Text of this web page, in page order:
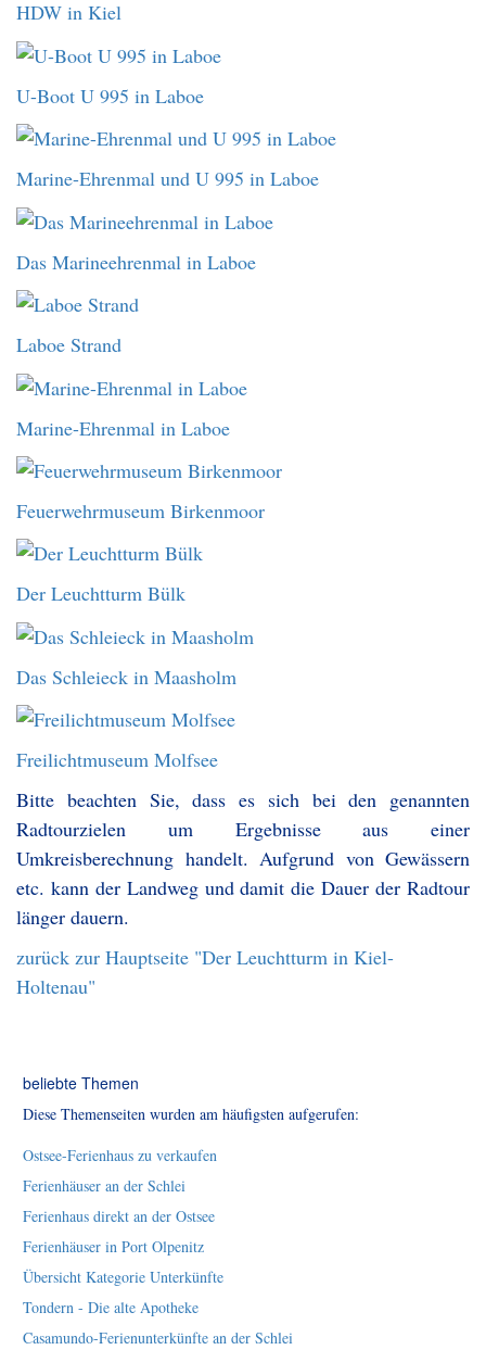
HDW in Kiel
U-Boot U 995 in Laboe
Marine-Ehrenmal und U 995 in Laboe
Das Marineehrenmal in Laboe
Laboe Strand
Marine-Ehrenmal in Laboe
Feuerwehrmuseum Birkenmoor
Der Leuchtturm Bülk
Das Schleieck in Maasholm
Freilichtmuseum Molfsee
Bitte beachten Sie, dass es sich bei den genannten
Radtourzielen um Ergebnisse aus einer
Umkreisberechnung handelt. Aufgrund von Gewässern
etc. kann der Landweg und damit die Dauer der Radtour
länger dauern.
zurück zur Hauptseite "Der Leuchtturm in Kiel-
Holtenau"
beliebte Themen
Diese Themenseiten wurden am häufigsten aufgerufen:
Ostsee-Ferienhaus zu verkaufen
Ferienhäuser an der Schlei
Ferienhaus direkt an der Ostsee
Ferienhäuser in Port Olpenitz
Übersicht Kategorie Unterkünfte
Tondern - Die alte Apotheke
Casamundo-Ferienunterkünfte an der Schlei